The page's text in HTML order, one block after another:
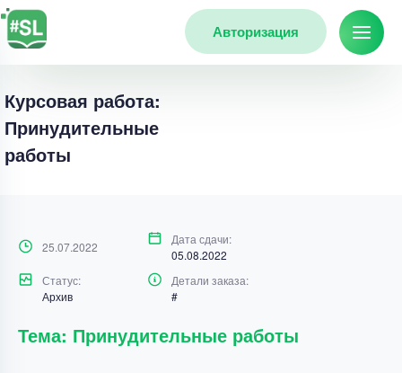
Авторизация
Курсовая работа:
Принудительные
работы
25.07.2022
Дата сдачи:
05.08.2022
Статус:
Архив
Детали заказа:
#
Тема: Принудительные работы